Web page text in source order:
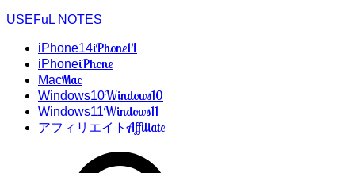
USEFuL NOTES
iPhone14iPhone14
iPhoneiPhone
MacMac
Windows10Windows10
Windows11Windows11
アフィリエイトAffiliate